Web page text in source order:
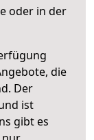
oder in der
die
Der
ist
gibt es